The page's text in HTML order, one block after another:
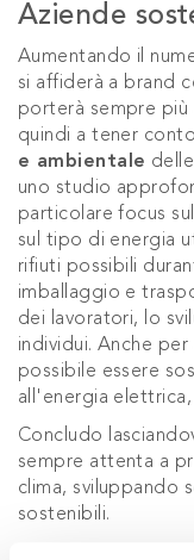
Aziende
Aumentando il
si affiderà a brand
porterà sempre più
quindi a tener
e ambientale
uno studio
particolare focus
sul tipo di energia
rifiuti possibili
imballaggio e
dei lavoratori, lo
individui. Anche
possibile essere
all'energia
Concludo
sempre attenta a
clima, sviluppando
sostenibili.